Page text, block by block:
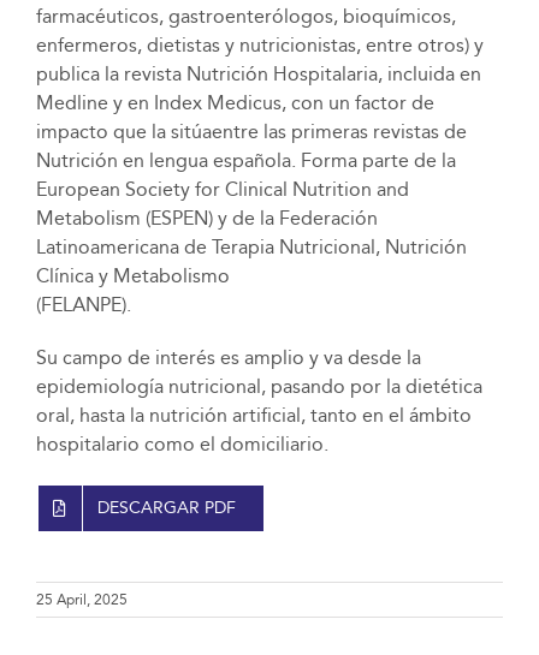
farmacéuticos, gastroenterólogos, bioquímicos,
enfermeros, dietistas y nutricionistas, entre otros) y
publica la revista Nutrición Hospitalaria, incluida en
Medline y en Index Medicus, con un factor de
impacto que la sitúaentre las primeras revistas de
Nutrición en lengua española. Forma parte de la
European Society for Clinical Nutrition and
Metabolism (ESPEN) y de la Federación
Latinoamericana de Terapia Nutricional, Nutrición
Clínica y Metabolismo
(FELANPE).
Su campo de interés es amplio y va desde la
epidemiología nutricional, pasando por la dietética
oral, hasta la nutrición artificial, tanto en el ámbito
hospitalario como el domiciliario.
DESCARGAR PDF
25 April, 2025